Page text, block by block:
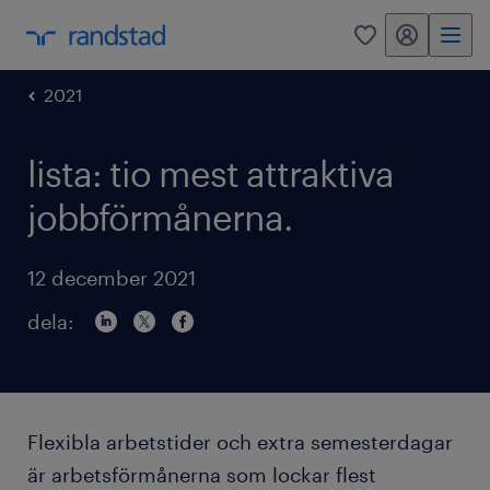
0 mitt randstad
2021
lista: tio mest attraktiva
jobbförmånerna.
12 december 2021
dela:
Flexibla arbetstider och extra semesterdagar
är arbetsförmånerna som lockar flest